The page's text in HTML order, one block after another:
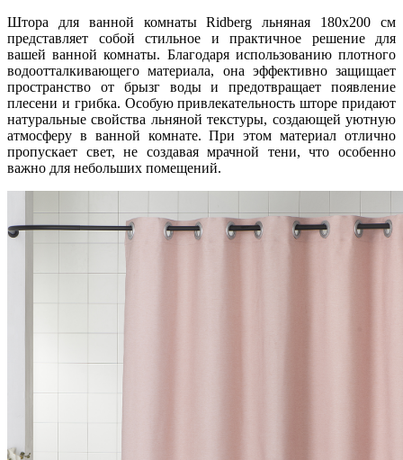
Штора для ванной комнаты Ridberg льняная 180x200 см
представляет собой стильное и практичное решение для
вашей ванной комнаты. Благодаря использованию плотного
водоотталкивающего материала, она эффективно защищает
пространство от брызг воды и предотвращает появление
плесени и грибка. Особую привлекательность шторе придают
натуральные свойства льняной текстуры, создающей уютную
атмосферу в ванной комнате. При этом материал отлично
пропускает свет, не создавая мрачной тени, что особенно
важно для небольших помещений.